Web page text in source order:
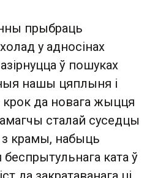
прыбраць
у адносінах
ў пошуках
нашы цяплыня і
крок да новага жыцця
сталай суседцы
з крамы, набыць
ката ў